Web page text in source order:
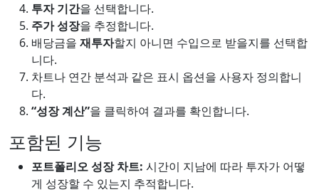
투자 기간을 선택합니다.
주가 성장을 추정합니다.
배당금을 재투자할지 아니면 수입으로 받을지를 선택합
니다.
차트나 연간 분석과 같은 표시 옵션을 사용자 정의합니
다.
“성장 계산”을 클릭하여 결과를 확인합니다.
포함된 기능
포트폴리오 성장 차트: 시간이 지남에 따라 투자가 어떻
게 성장할 수 있는지 추적합니다.